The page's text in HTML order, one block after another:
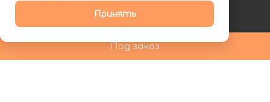
Под заказ
+7 (800) 555-81-19
ds24marketing@gmail.com
Принять